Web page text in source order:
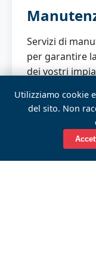
Servizi di
per garantire
dei vostri
Utilizziamo cookie
del sito. Non